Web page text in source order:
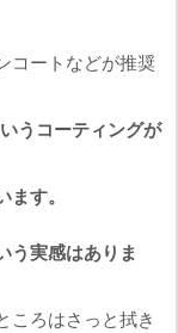
コートなどが推奨
うコーティングが
す。
う実感はありま
ころはさっと拭き